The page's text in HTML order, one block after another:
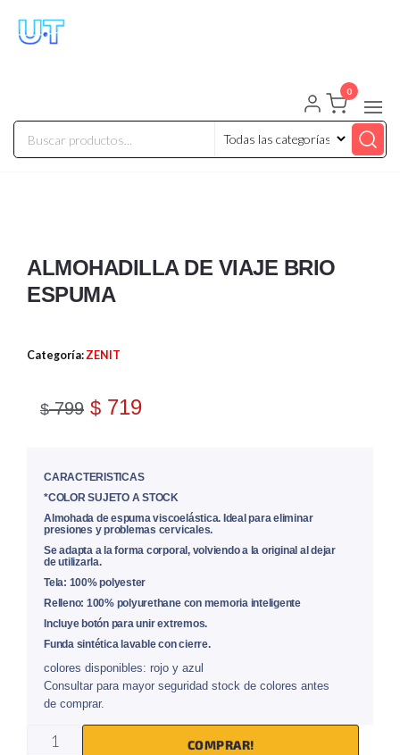
0
ALMOHADILLA DE VIAJE BRIO
ESPUMA
Categoría:ZENIT
$799 $ 719
CARACTERISTICAS
*COLOR SUJETO A STOCK
Almohada de espuma viscoelástica. Ideal para eliminar
presiones y problemas cervicales.
Se adapta a la forma corporal, volviendo a la original al dejar
de utilizarla.
Tela: 100% polyester
Relleno: 100% polyurethane con memoria inteligente
Incluye botón para unir extremos.
Funda sintética lavable con cierre.
colores disponibles: rojo y azul
Consultar para mayor seguridad stock de colores antes
de comprar.
COMPRAR!